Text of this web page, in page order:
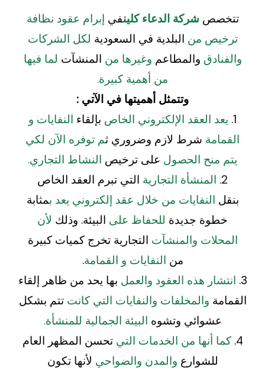
تتخصصشركة الدعاء كلينفي إبرام عقود نظافة
ترخيص من البلدية في السعودية لكل الشركات
والفنادق والمطاعم وغيرها من المنشآت لما فيها
من أهمية كبيرة.
وتتمثل أهميتها في الآتي :
1. يعد العقد الإلكتروني الخاص بإلقاء النفايات و
القمامة شرط لازم وضروري ثم توفره الآن لكي
يتم منح الحصول على ترخيص النشاط التجاري.
2. المنشأة التجارية التي تبرم العقد الخاص
بنقل النفايات من خلال عقد إلكتروني يعد بمثابة
خطوة جديدة للحفاظ على البيئة. وذلك لأن
المحلات والمنشآت التجارية تخرج كميات كبيرة
من النفايات و القمامة.
3. انتشار هذه العقود والعمل بها يحد من ظاهر إلقاء
القمامة والمخلفات والنفايات التي كانت تتم بشكل
عشوائي وتشوه البيئة الجمالية للمنشأة.
4. كما أنها من الخدمات التي تحسن المظهر العام
للشوارع والمدن والضواحي لأنها تكون